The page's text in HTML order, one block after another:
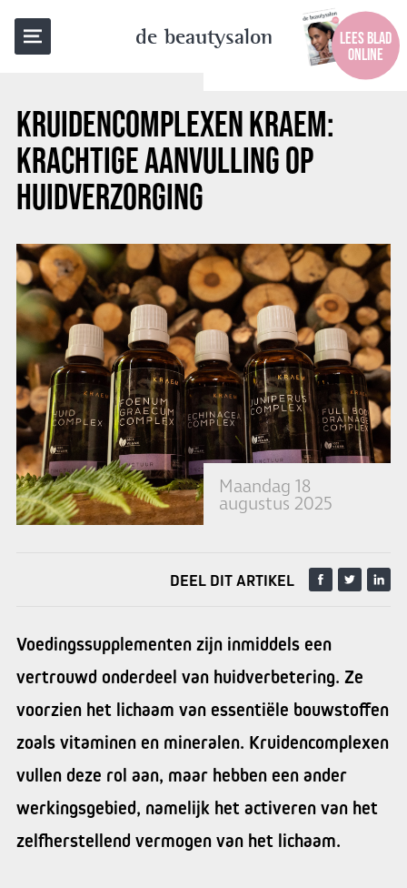
de beautysalon
LEES BLAD
ONLINE
KRUIDENCOMPLEXEN KRAEM:
KRACHTIGE AANVULLING OP
HUIDVERZORGING
Maandag 18
augustus 2025
TERUG NAAR OVERZICHT
DEEL DIT ARTIKEL
Voedingssupplementen zijn inmiddels een
vertrouwd onderdeel van huidverbetering. Ze
voorzien het lichaam van essentiële bouwstoffen
zoals vitaminen en mineralen. Kruidencomplexen
vullen deze rol aan, maar hebben een ander
werkingsgebied, namelijk het activeren van het
zelfherstellend vermogen van het lichaam.